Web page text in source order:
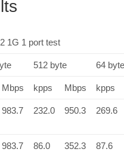
1G 1 port test
512 byte 64 byte
Mbps kpps Mbps kpps
983.7 232.0 950.3 269.6
983.7 86.0 352.3 87.6